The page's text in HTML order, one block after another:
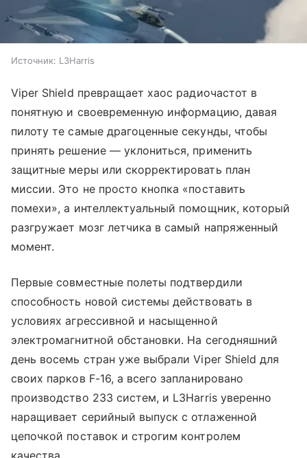
Источник: L3Harris
Viper Shield превращает хаос радиочастот в
понятную и своевременную информацию, давая
пилоту те самые драгоценные секунды, чтобы
принять решение — уклониться, применить
защитные меры или скорректировать план
миссии. Это не просто кнопка «поставить
помехи», а интеллектуальный помощник, который
разгружает мозг летчика в самый напряженный
момент.
Первые совместные полеты подтвердили
способность новой системы действовать в
условиях агрессивной и насыщенной
электромагнитной обстановки. На сегодняшний
день восемь стран уже выбрали Viper Shield для
своих парков F-16, а всего запланировано
производство 233 систем, и L3Harris уверенно
наращивает серийный выпуск с отлаженной
цепочкой поставок и строгим контролем
качества.